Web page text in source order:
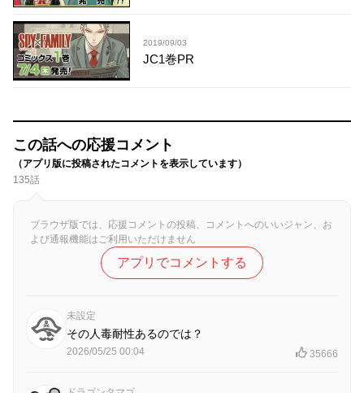
2019/09/03
JC1巻PR
この話への応援コメント
（アプリ版に投稿されたコメントを表示しています）
135話
ブラウザ版では、応援コメントの投稿、コメントへのいいジャン、お
よび通報機能はご利用いただけません
アプリでコメントする
未設定
その人毒耐性あるのでは？
2026/05/25 00:04 35666